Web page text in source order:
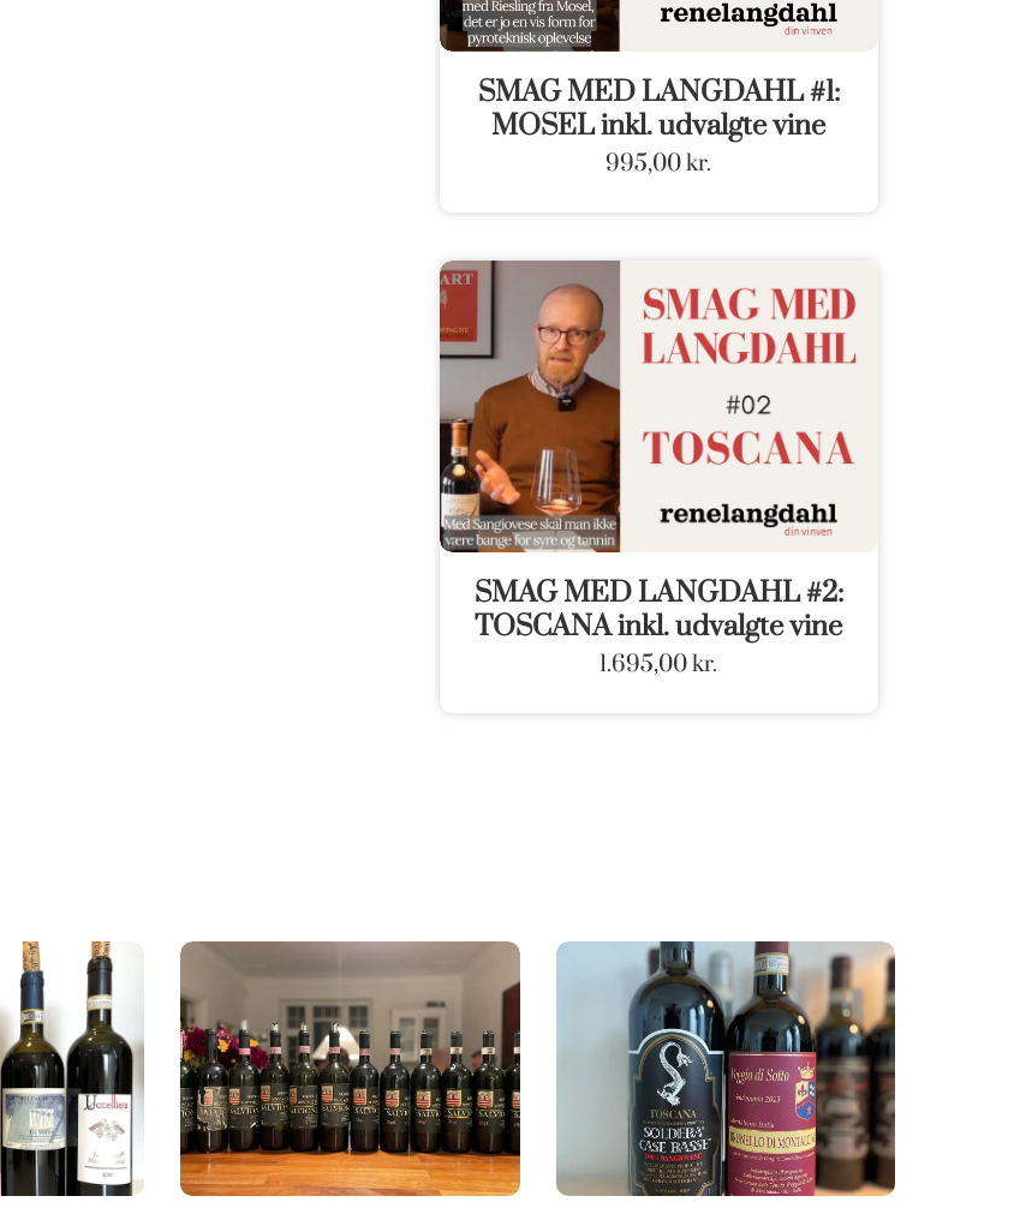
SMAG MED LANGDAHL #1:
MOSEL inkl. udvalgte vine
995,00kr.
SMAG MED LANGDAHL #2:
TOSCANA inkl. udvalgte vine
1.695,00kr.